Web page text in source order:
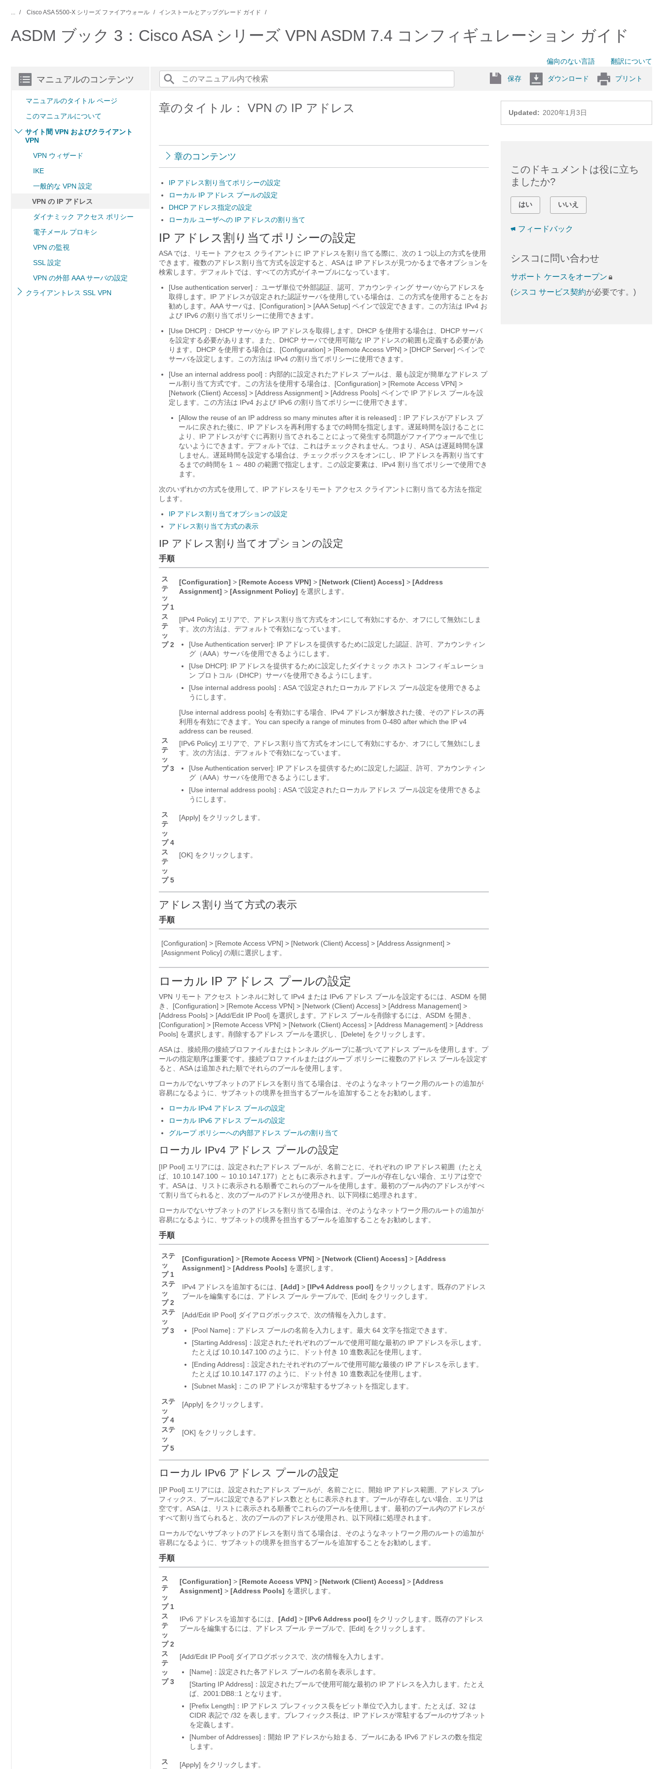
... Cisco ASA 5500-X シリーズ ファイアウォール インストールとアップグレード ガイド
ASDM ブック 3：Cisco ASA シリーズ VPN ASDM 7.4 コンフィギュレーション ガイド
偏向のない言語 翻訳について
マニュアルのコンテンツ
マニュアルのタイトル ページ
このマニュアルについて
サイト間 VPN およびクライアント
VPN
VPN ウィザード
IKE
一般的な VPN 設定
VPN の IP アドレス
ダイナミック アクセス ポリシー
電子メール プロキシ
VPN の監視
SSL 設定
VPN の外部 AAA サーバの設定
クライアントレス SSL VPN
保存 ダウンロード プリント
Updated: 2020年1月3日
章のタイトル： VPN の IP アドレス
章のコンテンツ
IP アドレス割り当てポリシーの設定
ローカル IP アドレス プールの設定
DHCP アドレス指定の設定
ローカル ユーザへの IP アドレスの割り当て
IP アドレス割り当てポリシーの設定
ASA では、リモート アクセス クライアントに IP アドレスを割り当てる際に、次の 1 つ以上の方式を使用
できます。複数のアドレス割り当て方式を設定すると、ASA は IP アドレスが見つかるまで各オプションを
検索します。デフォルトでは、すべての方式がイネーブルになっています。
[Use authentication server] ： ユーザ単位で外部認証、認可、アカウンティング サーバからアドレスを
取得します。IP アドレスが設定された認証サーバを使用している場合は、この方式を使用することをお
勧めします。 AAA サーバは、[Configuration] > [AAA Setup] ペインで設定できます。
この方法は IPv4 お
よび IPv6 の割り当てポリシーに使用できます。
[Use DHCP] ： DHCP サーバから IP アドレスを取得します。DHCP を使用する場合は、DHCP サーバ
を設定する必要があります。また、DHCP サーバで使用可能な IP アドレスの範囲も定義する必要があ
ります。 DHCP を使用する場合は、[Configuration] > [Remote Access VPN] > [DHCP Server] ペインで
サーバを設定します。
この方法は IPv4 の割り当てポリシーに使用できます。
[Use an internal address pool] ：内部的に設定されたアドレス プールは、最も設定が簡単なアドレス プ
ール割り当て方式です。
この方法を使用する場合は、[Configuration] > [Remote Access VPN] >
[Network (Client) Access] > [Address Assignment] > [Address Pools] ペインで IP アドレス プールを設
定します。
この方法は IPv4 および IPv6 の割り当てポリシーに使用できます。
[Allow the reuse of an IP address so many minutes after it is released]：IP アドレスがアドレス プ
ールに戻された後に、IP アドレスを再利用するまでの時間を指定します。遅延時間を設けることに
より、IP アドレスがすぐに再割り当てされることによって発生する問題がファイアウォールで生じ
ないようにできます。デフォルトでは、
これはチェックされません。つまり、 ASA は遅延時間を課
しません。 遅延時間を設定する場合は、チェックボックスをオンにし、IP アドレスを再割り当てす
るまでの時間を 1 ～ 480 の範囲で指定します。
この設定要素は、IPv4 割り当てポリシーで使用でき
ます。
次のいずれかの方式を使用して、IP アドレスをリモート アクセス クライアントに割り当てる方法を指定
します。
IP アドレス割り当てオプションの設定
アドレス割り当て方式の表示
IP アドレス割り当てオプションの設定
手順
ス
テ
ッ
プ 1
[Configuration] > [Remote Access VPN] > [Network (Client) Access] > [Address
Assignment] > [Assignment Policy] を選択します。
ス
テ
ッ
プ 2
[IPv4 Policy] エリアで、アドレス割り当て方式をオンにして有効にするか、オフにして無効にしま
す。次の方法は、デフォルトで有効になっています。
[Use Authentication server]: IP アドレスを提供するために設定した認証、許可、アカウンティン
グ（AAA）サーバを使用できるようにします。
[Use DHCP]: IP アドレスを提供するために設定したダイナミック ホスト コンフィギュレーショ
ン プロトコル（DHCP）サーバを使用できるようにします。
[Use internal address pools]：ASA で設定されたローカル アドレス プール設定を使用できるよ
うにします。
[Use internal address pools] を有効にする場合、IPv4 アドレスが解放された後、そのアドレスの再
利用を有効にできます。You can specify a range of minutes from 0-480 after which the IP v4
address can be reused.
ス
テ
ッ
プ 3
[IPv6 Policy] エリアで、アドレス割り当て方式をオンにして有効にするか、オフにして無効にしま
す。次の方法は、デフォルトで有効になっています。
[Use Authentication server]: IP アドレスを提供するために設定した認証、許可、アカウンティン
グ（AAA）サーバを使用できるようにします。
[Use internal address pools]：ASA で設定されたローカル アドレス プール設定を使用できるよ
うにします。
ス
テ
ッ
プ 4
[Apply] をクリックします。
ス
テ
ッ
プ 5
[OK] をクリックします。
アドレス割り当て方式の表示
手順
[Configuration] > [Remote Access VPN] > [Network (Client) Access] > [Address Assignment] >
[Assignment Policy] の順に選択します。
ローカル IP アドレス プールの設定
VPN リモート アクセス トンネルに対して IPv4 または IPv6 アドレス プールを設定するには、ASDM を開
き、[Configuration] > [Remote Access VPN] > [Network (Client) Access] > [Address Management] >
[Address Pools] > [Add/Edit IP Pool] を選択します。アドレス プールを削除するには、ASDM を開き、
[Configuration] > [Remote Access VPN] > [Network (Client) Access] > [Address Management] > [Address
Pools] を選択します。削除するアドレス プールを選択し、[Delete] をクリックします。
ASA は、接続用の接続プロファイルまたはトンネル グループに基づいてアドレス プールを使用します。プ
ールの指定順序は重要です。接続プロファイルまたはグループ ポリシーに複数のアドレス プールを設定す
ると、ASA は追加された順でそれらのプールを使用します。
ローカルでないサブネットのアドレスを割り当てる場合は、そのようなネットワーク用のルートの追加が
容易になるように、サブネットの境界を担当するプールを追加することをお勧めします。
ローカル IPv4 アドレス プールの設定
ローカル IPv6 アドレス プールの設定
グループ ポリシーへの内部アドレス プールの割り当て
ローカル IPv4 アドレス プールの設定
[IP Pool] エリアには、設定されたアドレス プールが、名前ごとに、それぞれの IP アドレス範囲（たとえ
ば、10.10.147.100 ～ 10.10.147.177）とともに表示されます。プールが存在しない場合、エリアは空で
す。ASA は、リストに表示される順番でこれらのプールを使用します。最初のプール内のアドレスがすべ
て割り当てられると、次のプールのアドレスが使用され、以下同様に処理されます。
ローカルでないサブネットのアドレスを割り当てる場合は、そのようなネットワーク用のルートの追加が
容易になるように、サブネットの境界を担当するプールを追加することをお勧めします。
手順
ステ
ッ
プ 1
[Configuration] > [Remote Access VPN] > [Network (Client) Access] > [Address
Assignment] > [Address Pools] を選択します。
ステ
ッ
プ 2
IPv4 アドレスを追加するには、 [Add] > [IPv4 Address pool] をクリックします。既存のアドレス
プールを編集するには、アドレス プール テーブルで、[Edit] をクリックします。
ステ
ッ
プ 3
[Add/Edit IP Pool] ダイアログボックスで、次の情報を入力します。
[Pool Name]：アドレス プールの名前を入力します。最大 64 文字を指定できます。
[Starting Address]：設定されたそれぞれのプールで使用可能な最初の IP アドレスを示します。
たとえば 10.10.147.100 のように、ドット付き 10 進数表記を使用します。
[Ending Address]：設定されたそれぞれのプールで使用可能な最後の IP アドレスを示します。
たとえば 10.10.147.177 のように、ドット付き 10 進数表記を使用します。
[Subnet Mask]：この IP アドレスが常駐するサブネットを指定します。
ステ
ッ
プ 4
[Apply] をクリックします。
ステ
ッ
プ 5
[OK] をクリックします。
ローカル IPv6 アドレス プールの設定
[IP Pool] エリアには、設定されたアドレス プールが、名前ごとに、開始 IP アドレス範囲、アドレス プレ
フィックス、プールに設定できるアドレス数とともに表示されます。プールが存在しない場合、エリアは
空です。ASA は、リストに表示される順番でこれらのプールを使用します。最初のプール内のアドレスが
すべて割り当てられると、次のプールのアドレスが使用され、以下同様に処理されます。
ローカルでないサブネットのアドレスを割り当てる場合は、そのようなネットワーク用のルートの追加が
容易になるように、サブネットの境界を担当するプールを追加することをお勧めします。
手順
ス
テ
ッ
プ 1
[Configuration] > [Remote Access VPN] > [Network (Client) Access] > [Address
Assignment] > [Address Pools] を選択します。
ス
テ
ッ
プ 2
IPv6 アドレスを追加するには、 [Add] > [IPv6 Address pool] をクリックします。既存のアドレス
プールを編集するには、アドレス プール テーブルで、[Edit] をクリックします。
ス
テ
ッ
プ 3
[Add/Edit IP Pool] ダイアログボックスで、次の情報を入力します。
[Name]：設定された各アドレス プールの名前を表示します。
[Starting IP Address]：設定されたプールで使用可能な最初の IP アドレスを入力します。たとえ
ば、2001:DB8::1 となります。
[Prefix Length]：IP アドレス プレフィックス長をビット単位で入力します。たとえば、32 は
CIDR 表記で /32 を表します。プレフィックス長は、IP アドレスが常駐するプールのサブネット
を定義します。
[Number of Addresses]：開始 IP アドレスから始まる、プールにある IPv6 アドレスの数を指定
します。
ス
[Apply] をクリックします。
このドキュメントは役に立ち
ましたか?
はい いいえ
フィードバック
シスコに問い合わせ
サポート ケースをオープン
(シスコ サービス契約が必要です。)